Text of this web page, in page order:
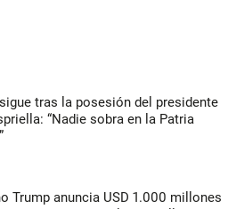
tras la posesión del presidente
“Nadie sobra en la Patria
Trump anuncia USD 1.000 millones